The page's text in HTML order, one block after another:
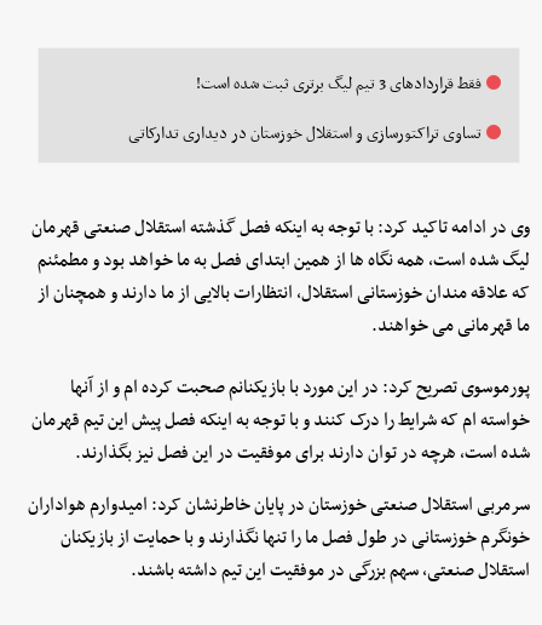
فقط قراردادهای 3 تیم لیگ برتری ثبت شده است!
تساوی تراکتورسازی و استقلال خوزستان در دیداری تدارکاتی
وی در ادامه تاکید کرد: با توجه به اینکه فصل گذشته استقلال صنعتی قهرمان
لیگ شده است، همه نگاه ها از همین ابتدای فصل به ما خواهد بود و مطمئنم
که علاقه مندان خوزستانی استقلال، انتظارات بالایی از ما دارند و همچنان از
ما قهرمانی می خواهند.
پورموسوی تصریح کرد: در این مورد با بازیکنانم صحبت کرده ام و از آنها
خواسته ام که شرایط را درک کنند و با توجه به اینکه فصل پیش این تیم قهرمان
شده است، هرچه در توان دارند برای موفقیت در این فصل نیز بگذارند.
سرمربی استقلال صنعتی خوزستان در پایان خاطرنشان کرد: امیدوارم هواداران
خونگرم خوزستانی در طول فصل ما را تنها نگذارند و با حمایت از بازیکنان
استقلال صنعتی، سهم بزرگی در موفقیت این تیم داشته باشند.